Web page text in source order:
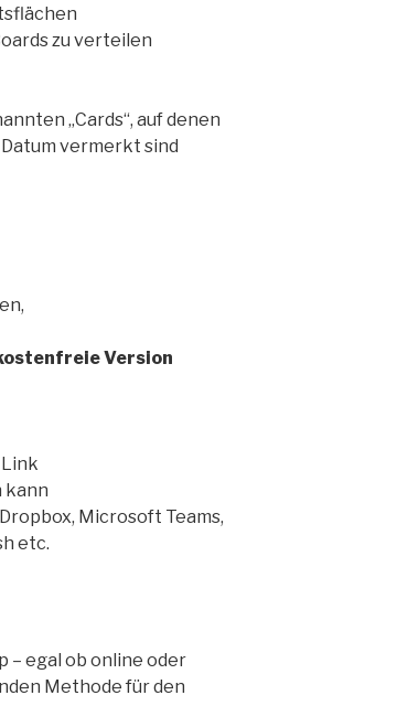
zu verteilen
„Cards“, auf denen
vermerkt sind
Version
kann
Microsoft Teams,
etc.
– egal ob online oder
Methode für den